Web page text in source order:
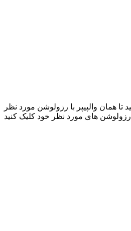
همان والپیپر با رزولوشن مورد نظر